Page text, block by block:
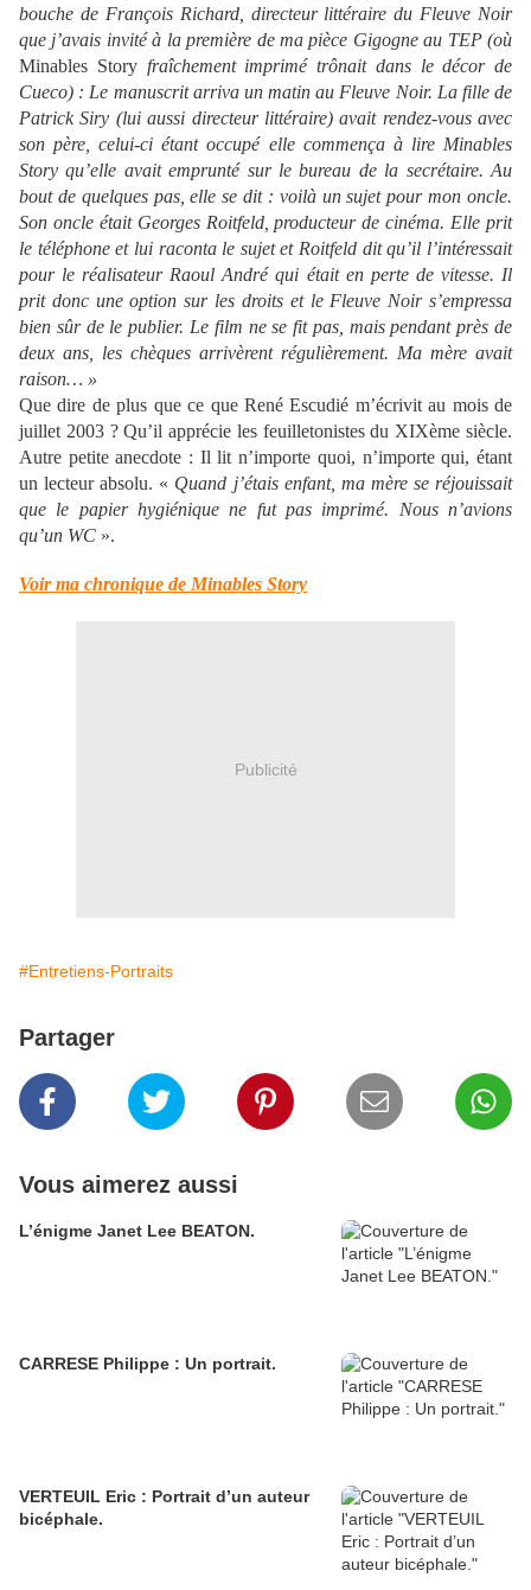
bouche de François Richard, directeur littéraire du Fleuve Noir
que j’avais invité à la première de ma pièce Gigogne au TEP (où
Minables Story fraîchement imprimé trônait dans le décor de
Cueco) : Le manuscrit arriva un matin au Fleuve Noir. La fille de
Patrick Siry (lui aussi directeur littéraire) avait rendez-vous avec
son père, celui-ci étant occupé elle commença à lire Minables
Story qu’elle avait emprunté sur le bureau de la secrétaire. Au
bout de quelques pas, elle se dit : voilà un sujet pour mon oncle.
Son oncle était Georges Roitfeld, producteur de cinéma. Elle prit
le téléphone et lui raconta le sujet et Roitfeld dit qu’il l’intéressait
pour le réalisateur Raoul André qui était en perte de vitesse. Il
prit donc une option sur les droits et le Fleuve Noir s’empressa
bien sûr de le publier. Le film ne se fit pas, mais pendant près de
deux ans, les chèques arrivèrent régulièrement. Ma mère avait
raison… »
Que dire de plus que ce que René Escudié m’écrivit au mois de
juillet 2003 ? Qu’il apprécie les feuilletonistes du XIXème siècle.
Autre petite anecdote : Il lit n’importe quoi, n’importe qui, étant
un lecteur absolu. « Quand j’étais enfant, ma mère se réjouissait
que le papier hygiénique ne fut pas imprimé. Nous n’avions
qu’un WC ».
Voir ma chronique de Minables Story
Publicité
#Entretiens-Portraits
Partager
Vous aimerez aussi
L’énigme Janet Lee BEATON.
CARRESE Philippe : Un portrait.
VERTEUIL Eric : Portrait d’un auteur
bicéphale.